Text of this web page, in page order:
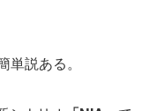
説ある。